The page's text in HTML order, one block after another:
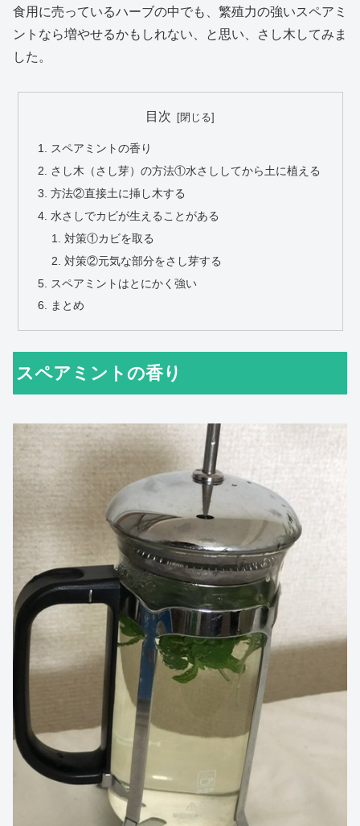
食用に売っているハーブの中でも、繁殖力の強いスペアミ
ントなら増やせるかもしれない、と思い、さし木してみま
した。
目次
スペアミントの香り
さし木（さし芽）の方法①水さししてから土に植える
方法②直接土に挿し木する
水さしでカビが生えることがある
対策①カビを取る
対策②元気な部分をさし芽する
スペアミントはとにかく強い
まとめ
スペアミントの香り